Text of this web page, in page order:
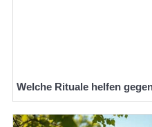
Welche Rituale helfen